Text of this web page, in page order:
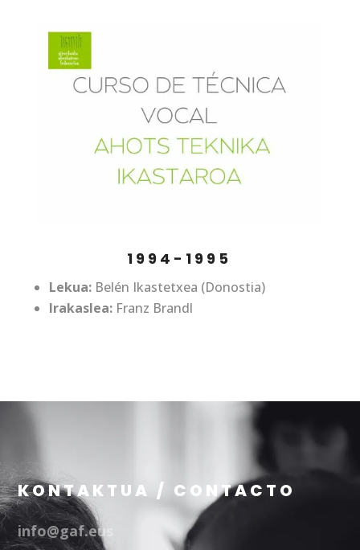
1994-1995
Lekua: Belén Ikastetxea (Donostia)
Irakaslea:Franz Brandl
KONTAKTUA / CONTACTO
info@gaf.eus